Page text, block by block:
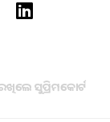
ରଖିଲେ ସୁପ୍ରିମକୋର୍ଟ